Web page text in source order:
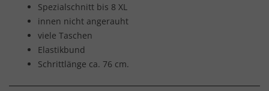
Spezialschnitt bis 8 XL
innen nicht angerauht
viele Taschen
Elastikbund
Schrittlänge ca. 76 cm.